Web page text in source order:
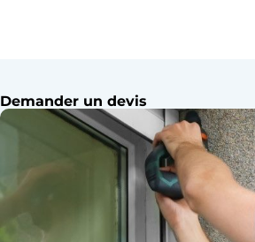
Demander un devis